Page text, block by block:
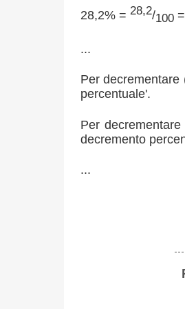
28,2% = 28,2/100=
...
Per
percentuale'.
Per
decremento
...